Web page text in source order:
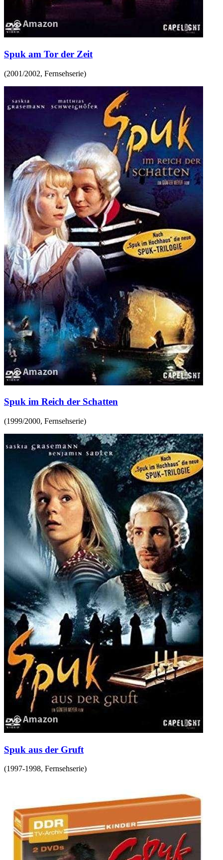
Spuk am Tor der Zeit
(2001/2002, Fernsehserie)
Spuk im Reich der Schatten
(1999/2000, Fernsehserie)
Spuk aus der Gruft
(1997-1998, Fernsehserie)